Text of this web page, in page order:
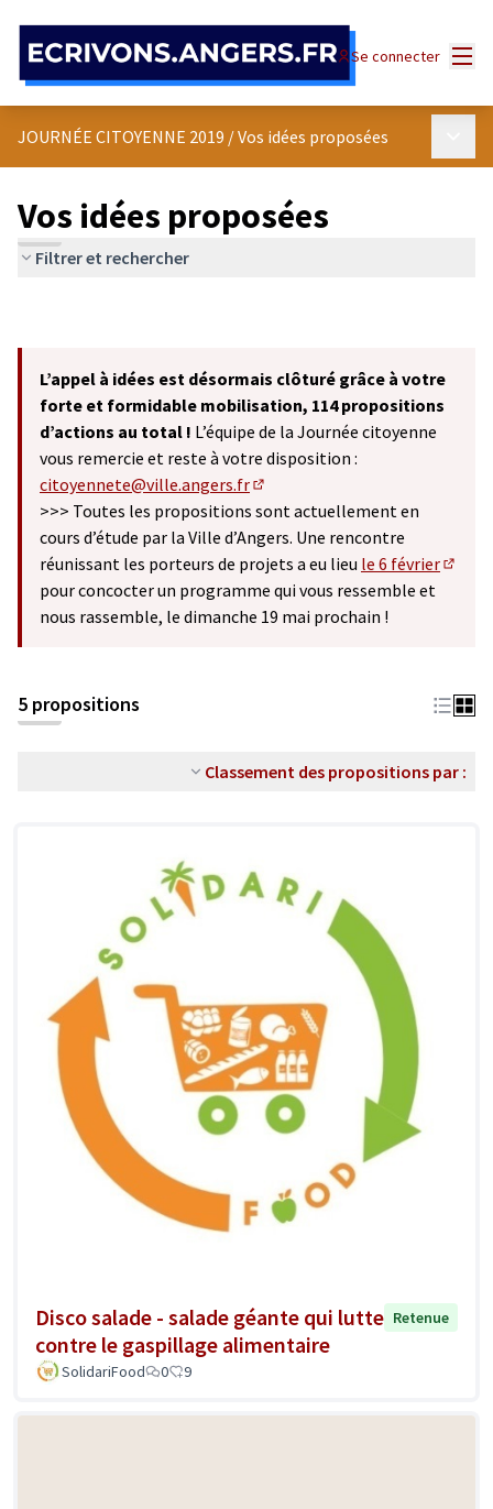
Se connecter
JOURNÉE CITOYENNE 2019 /Vos idées proposées
Vos idées proposées
Filtrer et rechercher
L’appel à idées est désormais clôturé grâce à votre
forte et formidable mobilisation, 114 propositions
d’actions au total ! L’équipe de la Journée citoyenne
vous remercie et reste à votre disposition :
citoyennete@ville.angers.fr
(S'ouvre dans un nouvel onglet)
>>> Toutes les propositions sont actuellement en
cours d’étude par la Ville d’Angers. Une rencontre
réunissant les porteurs de projets a eu lieu le 6 février
pour concocter un programme qui vous ressemble et
nous rassemble, le dimanche 19 mai prochain !
5 propositions
Classement des propositions par :
Disco salade - salade géante qui lutte
contre le gaspillage alimentaire
Retenue
SolidariFood 0 9